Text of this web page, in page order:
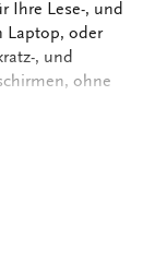
Ihre Lese-, und
Laptop, oder
, und
ohne